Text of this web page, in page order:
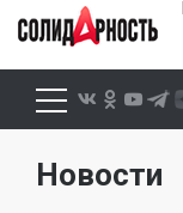
Новости